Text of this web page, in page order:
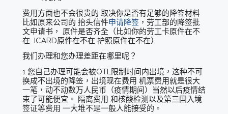
费用方面也不会很贵的 取决你是否有足够的降签材料
比如原来公司的 抬头信件申请降签，劳工部的降签批
文申请书， 原件是否齐全（比如你的劳工卡原件在不
在 ICARD原件在不在 护照原件在不在）
我们办理和您办理差距在哪里呢？
1 您自己办理可能会被OTL限制时间内出境，这种不可
换成不出境的降签，出境现在费用 机票费用就是很大
一笔，动不动数万人民币（疫情期间）当然以后疫情结
束了可能便宜。 隔离费用 和核酸检测以及第三国入境
签证等费用 一大堆不是一般人能接受的。